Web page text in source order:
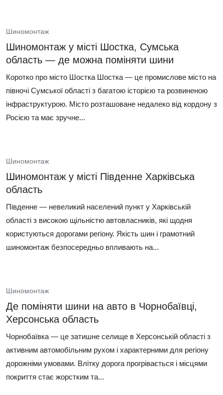
Шиномонтаж
Шиномонтаж у місті Шостка, Сумська
область — де можна поміняти шини
Коротко про місто Шостка Шостка — це промислове місто на
півночі Сумської області з багатою історією та розвиненою
інфраструктурою. Місто розташоване недалеко від кордону з
Росією та має зручне...
Шиномонтаж
Шиномонтаж у місті Південне Харківська
область
Південне — невеликий населений пункт у Харківській
області з високою щільністю автовласників, які щодня
користуються дорогами регіону. Якість шин і грамотний
шиномонтаж безпосередньо впливають на...
Шиномонтаж
Де поміняти шини на авто в Чорнобаївці,
Херсонська область
Чорнобаївка — це затишне селище в Херсонській області з
активним автомобільним рухом і характерними для регіону
дорожніми умовами. Влітку дорога прогрівається і місцями
покриття стає жорстким та...